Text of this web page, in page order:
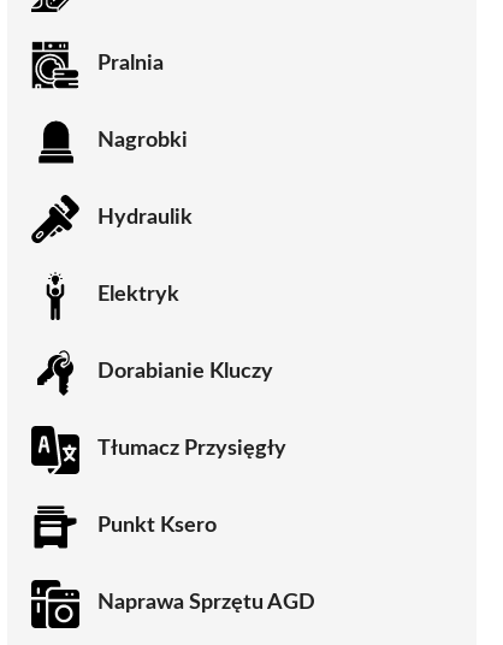
Pralnia
Nagrobki
Hydraulik
Elektryk
Dorabianie Kluczy
Tłumacz Przysięgły
Punkt Ksero
Naprawa Sprzętu AGD